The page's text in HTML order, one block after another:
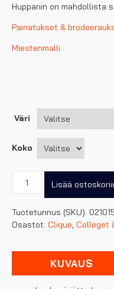
Huppariin on mahdollista
Painatukset &
Miestenmalli
Väri
Koko
Basic
active
vetoketjuhuppari
Lisää
Tuotetunnus (SKU):
Osastot: Clique, Colleget
KUVAUS